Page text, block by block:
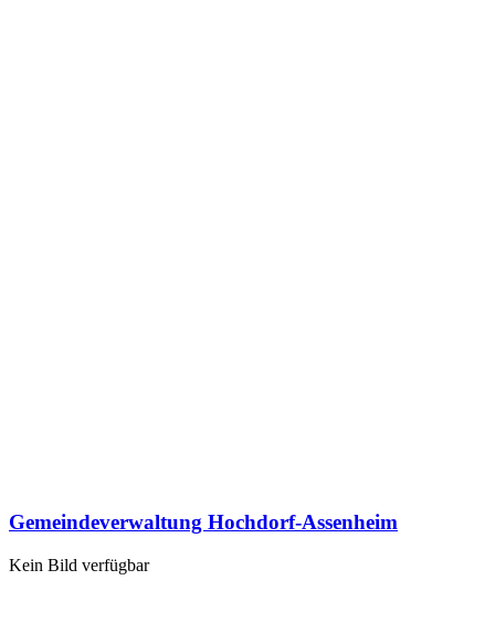
Gemeindeverwaltung Hochdorf-Assenheim
Kein Bild verfügbar